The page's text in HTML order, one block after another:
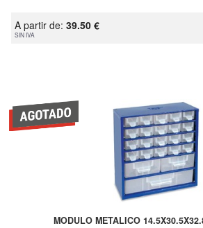
A partir de: 39.50 €
SIN IVA
MODULO METALICO